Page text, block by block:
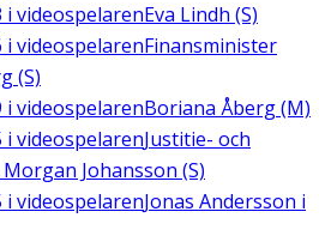
i videospelarenEva Lindh (S)
i videospelarenFinansminister
(S)
i videospelarenBoriana Åberg (M)
i videospelarenJustitie- och
Johansson (S)
i videospelarenJonas Andersson i